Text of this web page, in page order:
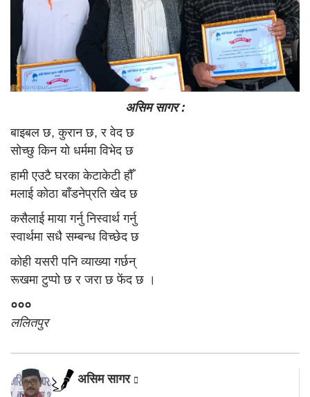
असिम सागर :
बाइबल छ, कुरान छ, र वेद छ
सोच्छु किन यो धर्ममा विभेद छ
हामी एउटै घरका केटाकेटी हौँ
मलाई कोठा बाँडनेप्रति खेद छ
कसैलाई माया गर्नु निस्वार्थ गर्नु
स्वार्थमा सधै सम्बन्ध विच्छेद छ
कोही यसरी पनि व्याख्या गर्छन्
रूखमा टुप्पो छ र जरा छ फेंद छ ।
०००
ललितपुर
असिम सागर